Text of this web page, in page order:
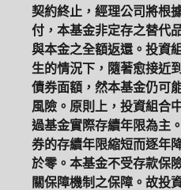
契約終止，經理公司將根
付，本基金非定存之替代
與本金之全額返還。投資
生的情況下，隨著愈接近
債券面額，然本基金仍可
風險。原則上，投資組合
過基金實際存續年限為主
券的存續年限縮短而逐年
於零。本基金不受存款保
關保障機制之保障。故投